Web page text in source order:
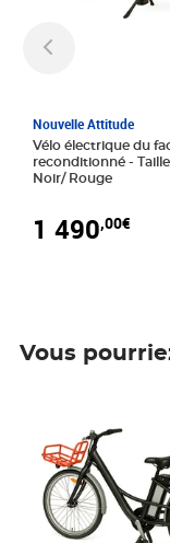
Nouvelle Attitude
Vélo électrique du
reconditionné - Taille normale -
Noir/ Rouge
1 490,00€
Vous